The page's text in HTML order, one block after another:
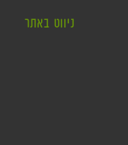
ניווט באתר